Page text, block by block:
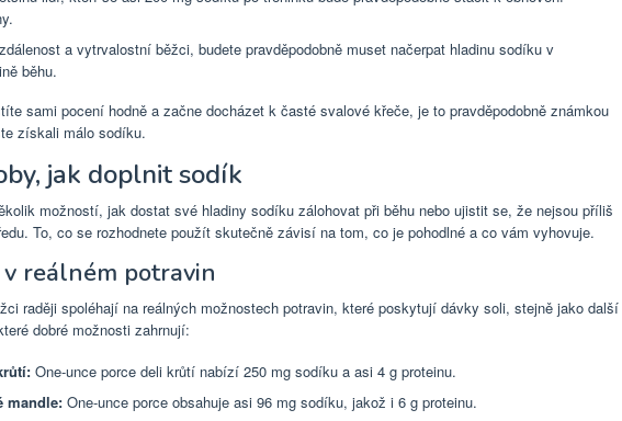
a vytrvalostní běžci, budete pravděpodobně muset načerpat hladinu sodíku v
běhu.
sami pocení hodně a začne docházet k časté svalové křeče, je to pravděpodobně známkou
získali málo sodíku.
jak doplnit sodík
možností, jak dostat své hladiny sodíku zálohovat při běhu nebo ujistit se, že nejsou příliš
To, co se rozhodnete použít skutečně závisí na tom, co je pohodlné a co vám vyhovuje.
reálném potravin
raději spoléhají na reálných možnostech potravin, které poskytují dávky soli, stejně jako další
dobré možnosti zahrnují:
One-unce porce deli krůtí nabízí 250 mg sodíku a asi 4 g proteinu.
mandle: One-unce porce obsahuje asi 96 mg sodíku, jakož i 6 g proteinu.